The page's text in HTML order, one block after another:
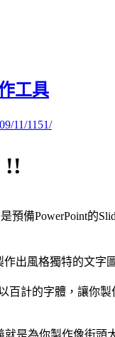
工具
11/1151/
!!
預備PowerPoint的
出風格獨特的文字
百計的字體，讓你製